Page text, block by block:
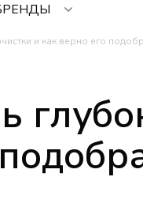
и как верно его